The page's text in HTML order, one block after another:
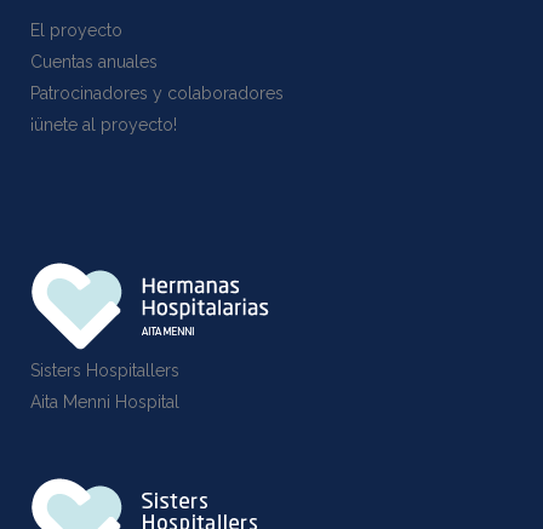
El proyecto
Cuentas anuales
Patrocinadores y colaboradores
¡ünete al proyecto!
Sisters Hospitallers
Aita Menni Hospital